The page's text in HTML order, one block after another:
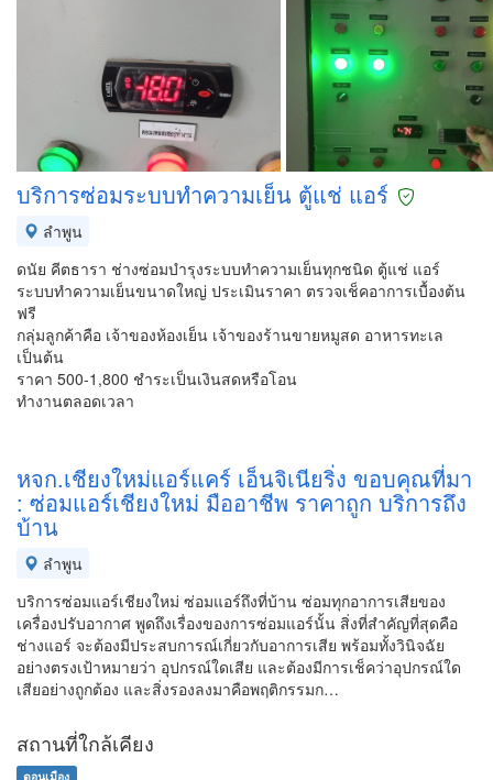
บริการซ่อมระบบทำความเย็น ตู้แช่ แอร์
ลำพูน
ดนัย คีตธารา ช่างซ่อมบำรุงระบบทำความเย็นทุกชนิด ตู้แช่ แอร์
ระบบทำความเย็นขนาดใหญ่ ประเมินราคา ตรวจเช็คอาการเบื้องต้น
ฟรี
กลุ่มลูกค้าคือ เจ้าของห้องเย็น เจ้าของร้านขายหมูสด อาหารทะเล
เป็นต้น
ราคา 500-1,800 ชำระเป็นเงินสดหรือโอน
ทำงานตลอดเวลา
หจก.เชียงใหม่แอร์แคร์ เอ็นจิเนียริ่ง ขอบคุณที่มา
: ซ่อมแอร์เชียงใหม่ มืออาชีพ ราคาถูก บริการถึง
บ้าน
ลำพูน
บริการซ่อมแอร์เชียงใหม่ ซ่อมแอร์ถึงที่บ้าน ซ่อมทุกอาการเสียของ
เครื่องปรับอากาศ พูดถึงเรื่องของการซ่อมแอร์นั้น สิ่งที่สำคัญที่สุดคือ
ช่างแอร์ จะต้องมีประสบการณ์เกี่ยวกับอาการเสีย พร้อมทั้งวินิจฉัย
อย่างตรงเป้าหมายว่า อุปกรณ์ใดเสีย และต้องมีการเช็คว่าอุปกรณ์ใด
เสียอย่างถูกต้อง และสิ่งรองลงมาคือพฤติกรรมก…
สถานที่ใกล้เคียง
ดอนเมือง